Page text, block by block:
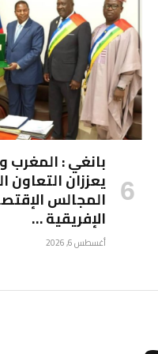
بانغي : المغرب
يعززان
المجالس
الإفريقية …
أغسطس 6, 2026